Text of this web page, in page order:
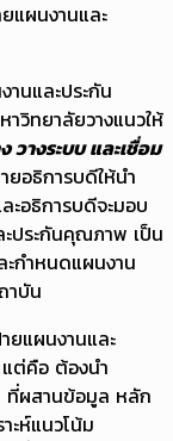
แผนงานและ
นและประกัน
วิทยาลัยวางแนวให้
วางระบบ และเชื่อม
อธิการบดีให้นำ
ะอธิการบดีจะมอบ
ประกันคุณภาพ เป็น
กำหนดแผนงาน
าบัน
ยแผนงานและ
ต่คือ ต้องนำ
ที่ผสานข้อมูล หลัก
ะห์แนวโน้ม